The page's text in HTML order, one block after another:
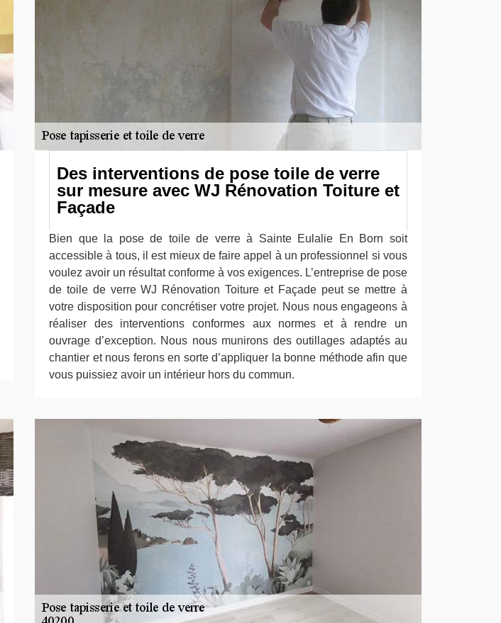
Des interventions de pose toile de verre
sur mesure avec WJ Rénovation Toiture et
Façade
Bien que la pose de toile de verre à Sainte Eulalie En Born soit
accessible à tous, il est mieux de faire appel à un professionnel si vous
voulez avoir un résultat conforme à vos exigences. L’entreprise de pose
de toile de verre WJ Rénovation Toiture et Façade peut se mettre à
votre disposition pour concrétiser votre projet. Nous nous engageons à
réaliser des interventions conformes aux normes et à rendre un
ouvrage d’exception. Nous nous munirons des outillages adaptés au
chantier et nous ferons en sorte d’appliquer la bonne méthode afin que
vous puissiez avoir un intérieur hors du commun.